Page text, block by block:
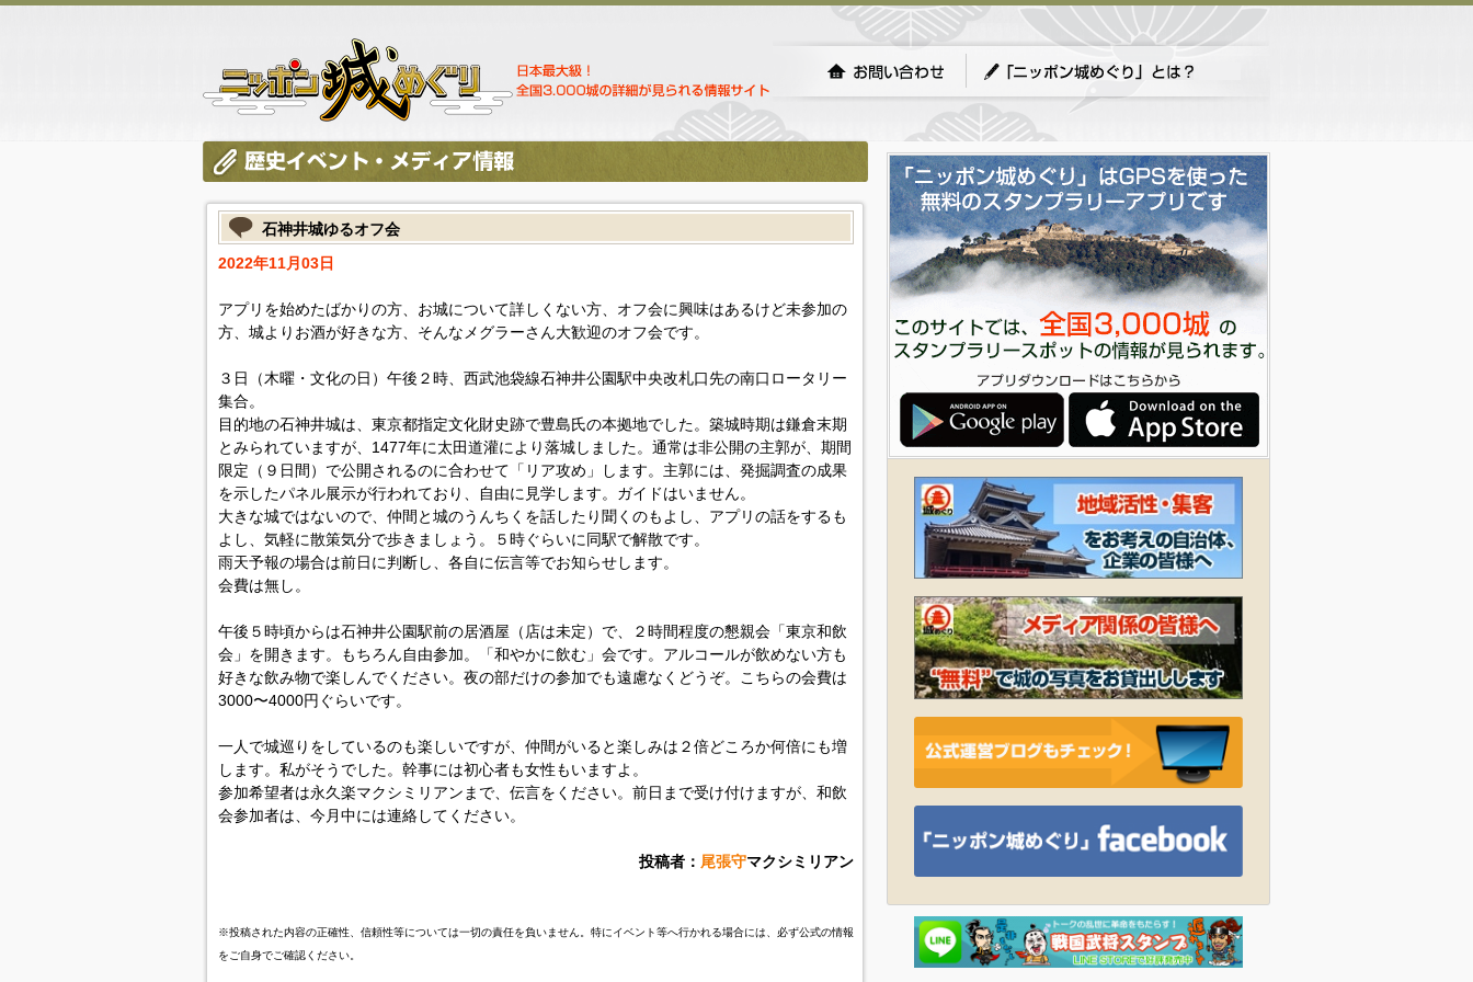
石神井城ゆるオフ会
2022年11月03日
アプリを始めたばかりの方、お城について詳しくない方、オフ会に興味はあるけど未参加の
方、城よりお酒が好きな方、そんなメグラーさん大歓迎のオフ会です。
３日（木曜・文化の日）午後２時、西武池袋線石神井公園駅中央改札口先の南口ロータリー
集合。
目的地の石神井城は、東京都指定文化財史跡で豊島氏の本拠地でした。築城時期は鎌倉末期
とみられていますが、1477年に太田道灌により落城しました。通常は非公開の主郭が、期間
限定（９日間）で公開されるのに合わせて「リア攻め」します。主郭には、発掘調査の成果
を示したパネル展示が行われており、自由に見学します。ガイドはいません。
大きな城ではないので、仲間と城のうんちくを話したり聞くのもよし、アプリの話をするも
よし、気軽に散策気分で歩きましょう。５時ぐらいに同駅で解散です。
雨天予報の場合は前日に判断し、各自に伝言等でお知らせします。
会費は無し。
午後５時頃からは石神井公園駅前の居酒屋（店は未定）で、２時間程度の懇親会「東京和飲
会」を開きます。もちろん自由参加。「和やかに飲む」会です。アルコールが飲めない方も
好きな飲み物で楽しんでください。夜の部だけの参加でも遠慮なくどうぞ。こちらの会費は
3000〜4000円ぐらいです。
一人で城巡りをしているのも楽しいですが、仲間がいると楽しみは２倍どころか何倍にも増
します。私がそうでした。幹事には初心者も女性もいますよ。
参加希望者は永久楽マクシミリアンまで、伝言をください。前日まで受け付けますが、和飲
会参加者は、今月中には連絡してください。
投稿者： 尾張守マクシミリアン
※投稿された内容の正確性、信頼性等については一切の責任を負いません。特にイベント等へ行かれる場合には、必ず公式の情報
をご自身でご確認ください。